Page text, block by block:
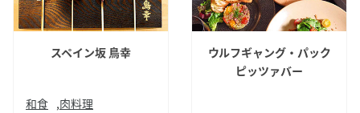
スペイン坂 鳥幸
和食 ,肉料理
ウルフギャング・パック
ピッツァバー